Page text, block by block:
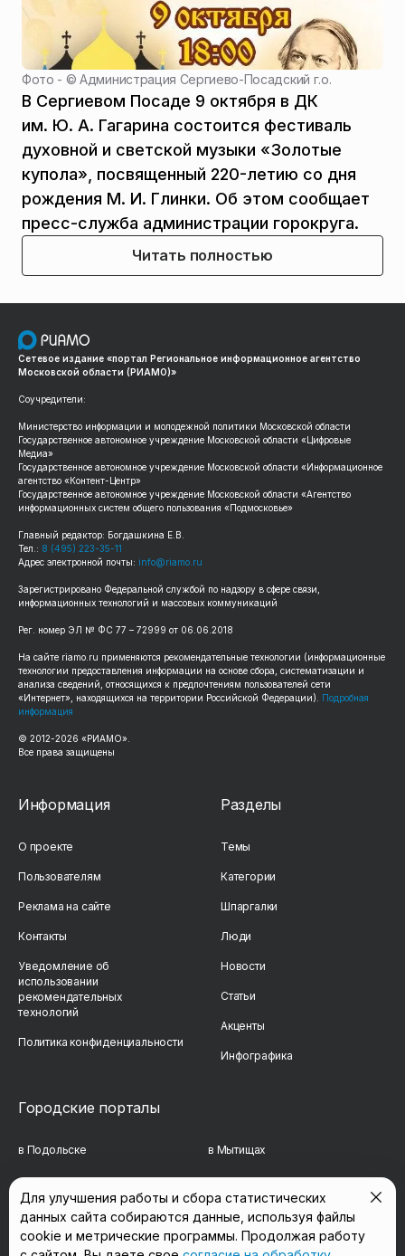
Фото - ©Администрация Сергиево-Посадский г.о.
В Сергиевом Посаде 9 октября в ДК
им. Ю. А. Гагарина состоится фестиваль
духовной и светской музыки «Золотые
купола», посвященный 220-летию со дня
рождения М. И. Глинки. Об этом сообщает
пресс-служба администрации горокруга.
Читать полностью
Сетевое издание «портал Региональное информационное агентство
Московской области (РИАМО)»
Соучредители:
Министерство информации и молодежной политики Московской области
Государственное автономное учреждение Московской области «Цифровые
Медиа»
Государственное автономное учреждение Московской области «Информационное
агентство «Контент-Центр»
Государственное автономное учреждение Московской области «Агентство
информационных систем общего пользования «Подмосковье»
Главный редактор: Богдашкина Е.В.
Тел.: 8 (495) 223-35-11
Адрес электронной почты: info@riamo.ru
Зарегистрировано Федеральной службой по надзору в сфере связи,
информационных технологий и массовых коммуникаций
Рег. номер ЭЛ № ФС 77 – 72999 от 06.06.2018
На сайте riamo.ru применяются рекомендательные технологии (информационные
технологии предоставления информации на основе сбора, систематизации и
анализа сведений, относящихся к предпочтениям пользователей сети
«Интернет», находящихся на территории Российской Федерации). Подробная
информация
© 2012-2026 «РИАМО».
Все права защищены
Информация
О проекте
Пользователям
Реклама на сайте
Контакты
Уведомление об
использовании
рекомендательных
технологий
Политика конфиденциальности
Разделы
Темы
Категории
Шпаргалки
Люди
Новости
Статьи
Акценты
Инфографика
Городские порталы
в Подольске в Мытищах
в Сергиевом Посаде в Люберцах
в Красногорске в Королёве
Для улучшения работы и сбора статистических
данных сайта собираются данные, используя файлы
cookie и метрические программы. Продолжая работу